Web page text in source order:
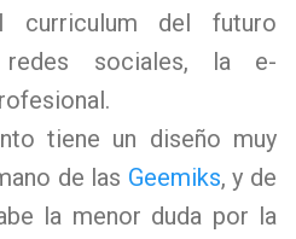
curriculum del futuro
sociales, la e-
tiene un diseño muy
de las Geemiks, y de
la menor duda por la